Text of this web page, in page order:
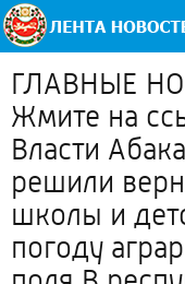
ГЛАВНЫЕ
Жмите на
Власти
решили
школы и
погоду